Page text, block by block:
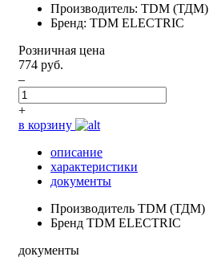
Производитель: TDM (ТДМ)
Бренд: TDM ELECTRIC
Розничная цена
774 руб.
–
+
в корзину
описание
характеристики
документы
Производитель TDM (ТДМ)
Бренд TDM ELECTRIC
документы